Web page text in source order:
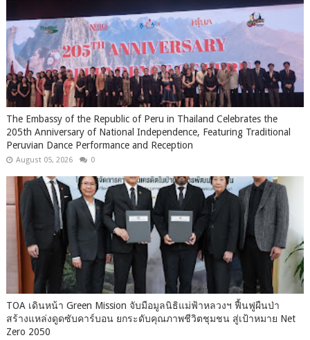
The Embassy of the Republic of Peru in Thailand Celebrates the
205th Anniversary of National Independence, Featuring Traditional
Peruvian Dance Performance and Reception
August 05, 2026 0
TOA เดินหน้า Green Mission จับมือมูลนิธิแม่ฟ้าหลวงฯ ฟื้นฟูผืนป่า
สร้างแหล่งดูดซับคาร์บอน ยกระดับคุณภาพชีวิตชุมชน สู่เป้าหมาย Net
Zero 2050